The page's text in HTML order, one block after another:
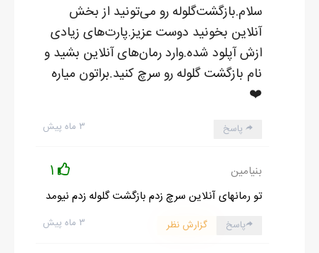
سلام.بازگشت‌گلوله رو می‌تونید از بخش
آنلاین بخونید دوست عزیز.پارت‌های زیادی
ازش آپلود شده.وارد رمان‌های آنلاین بشید و
نام بازگشت گلوله رو سرچ کنید.براتون میاره
❤️
۳ ماه پیش پاسخ
بنیامین 1
تو رمانهای آنلاین سرچ زدم بازگشت گلوله زدم نیومد
۳ ماه پیش پاسخ گزارش نظر